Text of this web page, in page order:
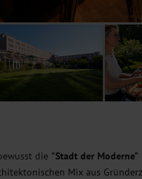
die "Stadt der Moderne"
Mix aus
Marketing
Diese Cookies werden